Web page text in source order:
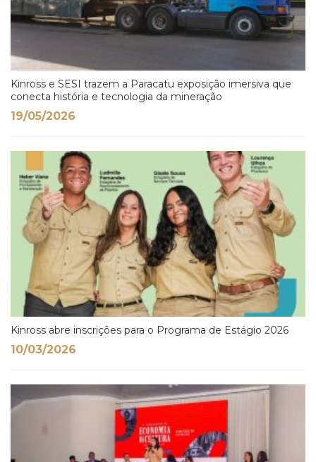
Kinross e SESI trazem a Paracatu exposição imersiva que
conecta história e tecnologia da mineração
19/05/2026
Kinross abre inscrições para o Programa de Estágio 2026
10/03/2026